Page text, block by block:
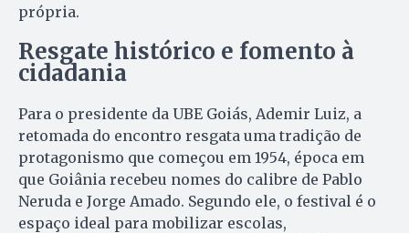
própria.
Resgate histórico e fomento à
cidadania
Para o presidente da UBE Goiás, Ademir Luiz, a
retomada do encontro resgata uma tradição de
protagonismo que começou em 1954, época em
que Goiânia recebeu nomes do calibre de Pablo
Neruda e Jorge Amado. Segundo ele, o festival é o
espaço ideal para mobilizar escolas,